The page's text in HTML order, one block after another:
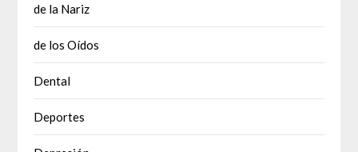
de la Nariz
de los Oídos
Dental
Deportes